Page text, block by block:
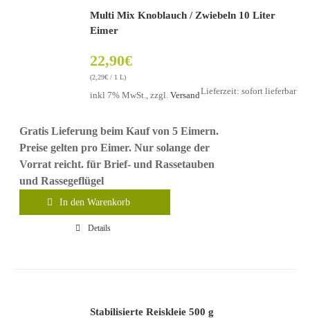
Multi Mix Knoblauch / Zwiebeln 10 Liter
Eimer
22,90€
(2,29€ / 1 L)
inkl 7% MwSt., zzgl.VersandLieferzeit: sofort lieferbar
Gratis Lieferung beim Kauf von 5 Eimern.
Preise gelten pro Eimer. Nur solange der
Vorrat reicht. für Brief- und Rassetauben
und Rassegeflügel
In den Warenkorb
Details
Stabilisierte Reiskleie 500 g